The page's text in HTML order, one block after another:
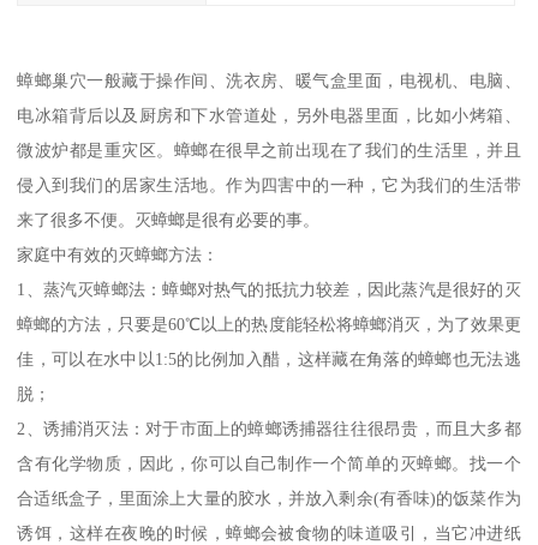
蟑螂巢穴一般藏于操作间、洗衣房、暖气盒里面，电视机、电脑、
电冰箱背后以及厨房和下水管道处，另外电器里面，比如小烤箱、
微波炉都是重灾区。蟑螂在很早之前出现在了我们的生活里，并且
侵入到我们的居家生活地。作为四害中的一种，它为我们的生活带
来了很多不便。灭蟑螂是很有必要的事。
家庭中有效的灭蟑螂方法：
1、蒸汽灭蟑螂法：蟑螂对热气的抵抗力较差，因此蒸汽是很好的灭
蟑螂的方法，只要是60℃以上的热度能轻松将蟑螂消灭，为了效果更
佳，可以在水中以1:5的比例加入醋，这样藏在角落的蟑螂也无法逃
脱；
2、诱捕消灭法：对于市面上的蟑螂诱捕器往往很昂贵，而且大多都
含有化学物质，因此，你可以自己制作一个简单的灭蟑螂。找一个
合适纸盒子，里面涂上大量的胶水，并放入剩余(有香味)的饭菜作为
诱饵，这样在夜晚的时候，蟑螂会被食物的味道吸引，当它冲进纸